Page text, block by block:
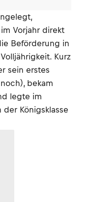
Vorjahr direkt
Beförderung in
Kurz
sein erstes
bekam
legte im
Königsklasse